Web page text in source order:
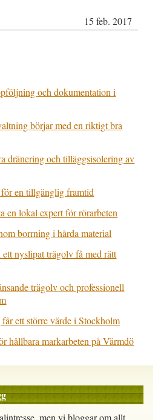
15 feb. 2017
och dokumentation i
börjar med en riktigt bra
dränering och tilläggsisolering av
en tillgänglig framtid
en lokal expert för rörarbeten
borrning i hårda material
nyslipat trägolv få med rätt
trägolv och professionell
ett större värde i Stockholm
hållbara markarbeten på Värmdö
men vi bloggar om allt